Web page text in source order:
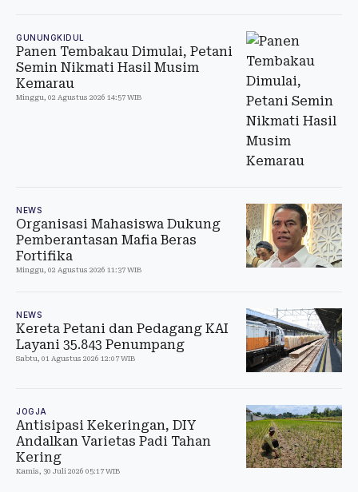
GUNUNGKIDUL
Panen Tembakau Dimulai, Petani
Semin Nikmati Hasil Musim
Kemarau
Minggu, 02 Agustus 2026 14:57 WIB
NEWS
Organisasi Mahasiswa Dukung
Pemberantasan Mafia Beras
Fortifika
Minggu, 02 Agustus 2026 11:37 WIB
NEWS
Kereta Petani dan Pedagang KAI
Layani 35.843 Penumpang
Sabtu, 01 Agustus 2026 12:07 WIB
JOGJA
Antisipasi Kekeringan, DIY
Andalkan Varietas Padi Tahan
Kering
Kamis, 30 Juli 2026 05:17 WIB